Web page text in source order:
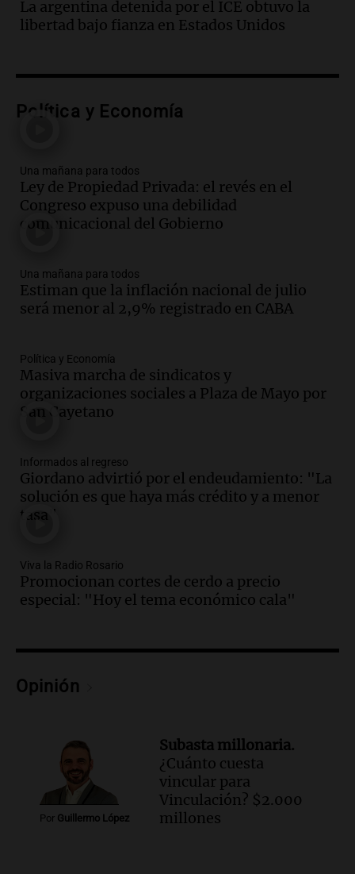
Episodios
La historia de la servilleta que
contrato de Leo con Barcelona
Episodios
Una mañana para todos
Episodios
Audio.El orgullo y el sueño argentino de
Una mañana para todos
Episodios
El abuelo de Agostina Vega, tras
todos tenían algo que ver"
Una mañana para todos
Episodios
Audio.Una nutricionista derribó el mito
conviene priorizar
Una mañana para todos
Episodios
Episodios
Audio. Mateo, a los 25 años, lucha
para poder seguir viviend
Episodios
en CABA
Una mañana para todos
Episodios
Audio.
Altas Cumbres: rescataron a una
cabra que llevaba ocho días atrapada en
La argentina detenida por el ICE obtuvo la
libertad bajo fianza en Estados Unidos
Política y Economía
Una mañana para todos
Ley de Propiedad Privada: el revés en el
Congreso expuso una debilidad
comunicacional del Gobierno
Una mañana para todos
Estiman que la inflación nacional de julio
será menor al 2,9% registrado en CABA
Política y Economía
Masiva marcha de sindicatos y
organizaciones sociales a Plaza de Mayo por
San Cayetano
Informados al regreso
Giordano advirtió por el endeudamiento: "La
solución es que haya más crédito y a menor
tasa"
Viva la Radio Rosario
Promocionan cortes de cerdo a precio
especial: "Hoy el tema económico cala"
Opinión
Por Guillermo López
Subasta millonaria.
¿Cuánto cuesta
vincular para
Vinculación? $2.000
millones